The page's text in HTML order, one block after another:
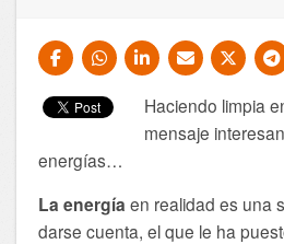
Haciendo limpia
mensaje
energías…
La energíaen realidad es una
darse cuenta, el que le ha